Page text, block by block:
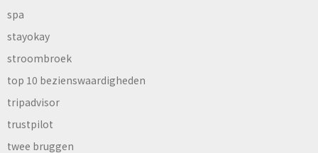
spa
stayokay
stroombroek
top 10 bezienswaardigheden
tripadvisor
trustpilot
twee bruggen